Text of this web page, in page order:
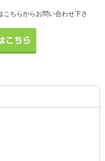
ちらからお問い合わせ下さ